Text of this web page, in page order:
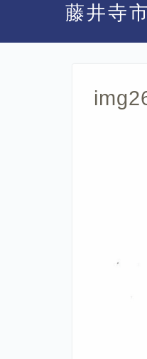
藤井寺